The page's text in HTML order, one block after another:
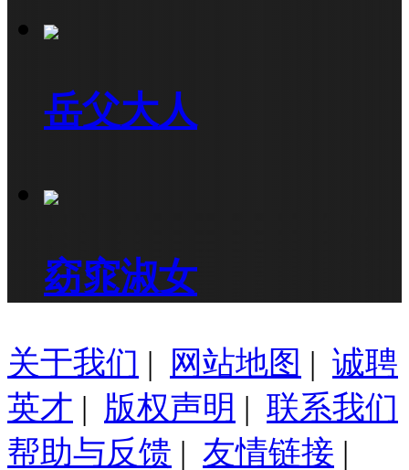
岳父大人
窈窕淑女
关于我们 | 网站地图 | 诚聘
英才 | 版权声明 | 联系我们
帮助与反馈 | 友情链接 |